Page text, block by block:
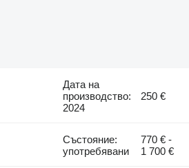
Дата на
производство:
2024
250 €
Състояние:
употребявани
770 € -
1 700 €